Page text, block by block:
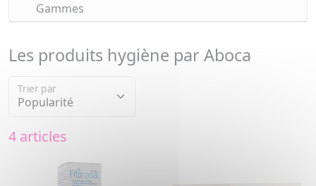
Gammes
Les produits hygiène par Aboca
Trier par
4 articles